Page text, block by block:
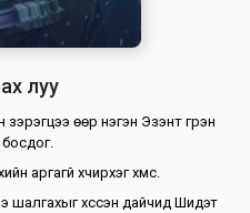
луу
зэрэгцээ өөр нэгэн Эзэнт гүрэн
аргагүй хүчирхэг хүмүүс.
шалгахыг хүссэн дайчид Шидэт